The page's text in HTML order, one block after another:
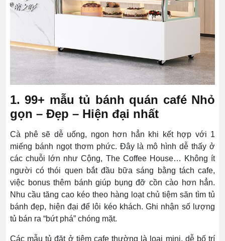
1. 99+ mẫu tủ bánh quán café Nhỏ
gọn – Đẹp – Hiện đại nhất
Cà phê sẽ dễ uống, ngon hơn hẳn khi kết hợp với 1
miếng bánh ngọt thơm phức. Đây là mô hình dễ thấy ở
các chuỗi lớn như Cộng, The Coffee House… Không ít
người có thói quen bắt đầu bữa sáng bằng tách cafe,
việc bonus thêm bánh giúp bụng đỡ cồn cào hơn hẳn.
Nhu cầu tăng cao kéo theo hàng loạt chủ tiệm săn tìm tủ
bánh đẹp, hiện đại để lôi kéo khách. Ghi nhận số lượng
tủ bán ra “bứt phá” chóng mặt.
Các mẫu tủ đặt ở tiệm cafe thường là loại mini, dễ bố trí